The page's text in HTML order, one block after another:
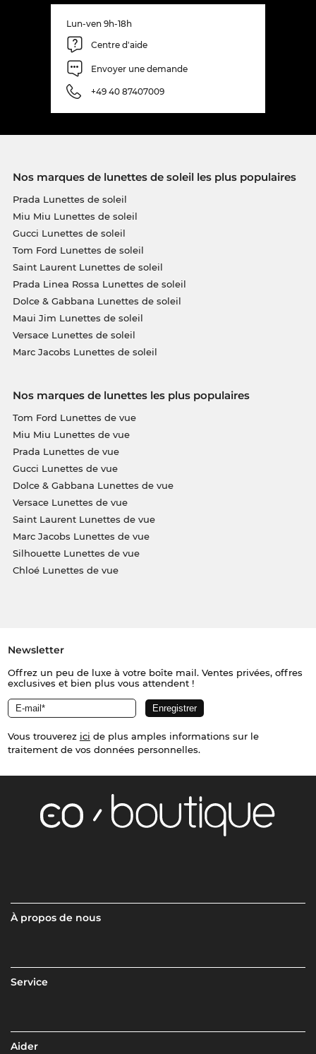
Lun-ven 9h-18h
Centre d'aide
Envoyer une demande
+49 40 87407009
Nos marques de lunettes de soleil les plus populaires
Prada Lunettes de soleil
Miu Miu Lunettes de soleil
Gucci Lunettes de soleil
Tom Ford Lunettes de soleil
Saint Laurent Lunettes de soleil
Prada Linea Rossa Lunettes de soleil
Dolce & Gabbana Lunettes de soleil
Maui Jim Lunettes de soleil
Versace Lunettes de soleil
Marc Jacobs Lunettes de soleil
Nos marques de lunettes les plus populaires
Tom Ford Lunettes de vue
Miu Miu Lunettes de vue
Prada Lunettes de vue
Gucci Lunettes de vue
Dolce & Gabbana Lunettes de vue
Versace Lunettes de vue
Saint Laurent Lunettes de vue
Marc Jacobs Lunettes de vue
Silhouette Lunettes de vue
Chloé Lunettes de vue
Newsletter
Offrez un peu de luxe à votre boîte mail. Ventes privées, offres
exclusives et bien plus vous attendent !
Vous trouverez ici de plus amples informations sur le
traitement de vos données personnelles.
À propos de nous
Service
Aider